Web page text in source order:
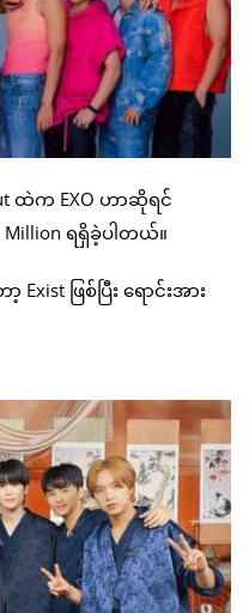
ထဲက EXO ဟာဆိုရင်
Million ရရှိခဲ့ပါတယ်။
ဖြစ်ပြီး ရောင်းအား